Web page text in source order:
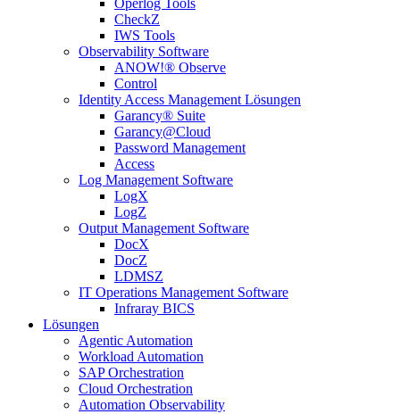
Operlog Tools
CheckZ
IWS Tools
Observability Software
ANOW!® Observe
Control
Identity Access Management Lösungen
Garancy® Suite
Garancy@Cloud
Password Management
Access
Log Management Software
LogX
LogZ
Output Management Software
DocX
DocZ
LDMSZ
IT Operations Management Software
Infraray BICS
Lösungen
Agentic Automation
Workload Automation
SAP Orchestration
Cloud Orchestration
Automation Observability